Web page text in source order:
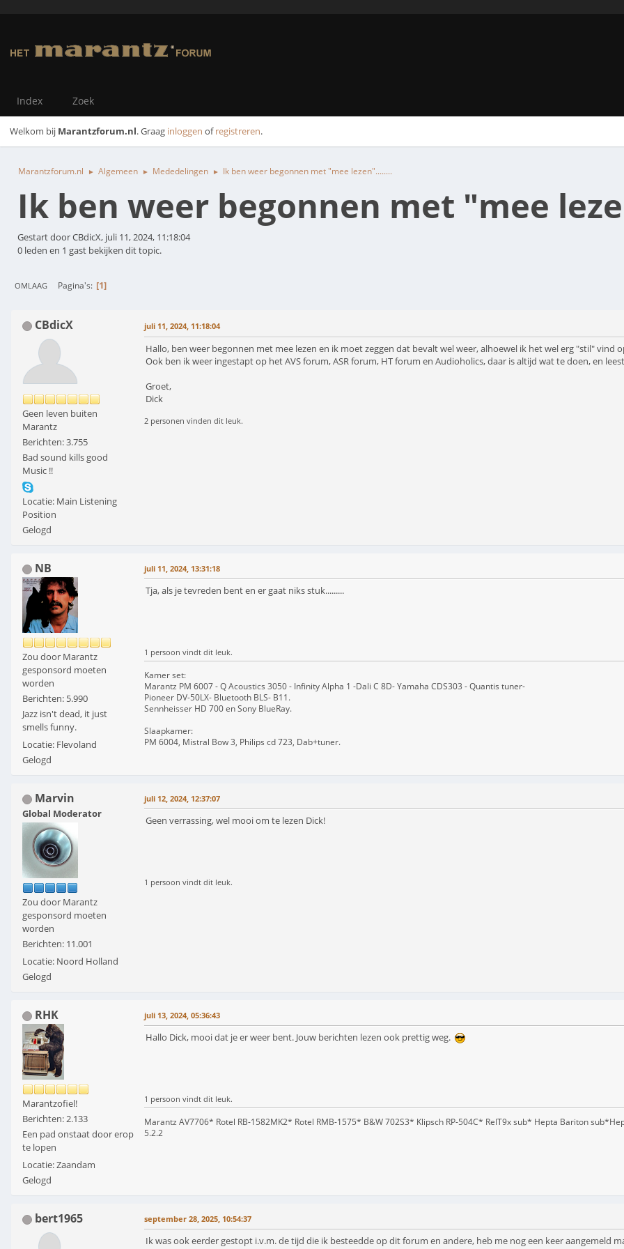
Index Zoek
Welkom bij Marantzforum.nl. Graag inloggen ofregistreren.
Marantzforum.nl ► Algemeen ► Mededelingen ► Ik ben weer begonnen met "mee lezen"........
Ik ben weer begonnen met "mee
Gestart door CBdicX, juli 11, 2024, 11:18:04
0 leden en 1 gast bekijken dit topic.
OMLAAG Pagina's 1
CBdicX
Geen leven buiten
Marantz
Berichten: 3.755
Bad sound kills good
Music !!
Locatie: Main Listening
Position
Gelogd
juli 11, 2024, 11:18:04
Hallo, ben weer begonnen met mee lezen en ik moet zeggen dat bevalt wel weer, alhoewel ik het wel erg "stil" vind
Ook ben ik weer ingestapt op het AVS forum, ASR forum, HT forum en Audioholics, daar is altijd wat te doen, en
Groet,
Dick
2 personen vinden dit leuk.
NB
Zou door Marantz
gesponsord moeten
worden
Berichten: 5.990
Jazz isn't dead, it just
smells funny.
Locatie: Flevoland
Gelogd
juli 11, 2024, 13:31:18
Tja, als je tevreden bent en er gaat niks stuk.........
1 persoon vindt dit leuk.
Kamer set:
Marantz PM 6007 - Q Acoustics 3050 - Infinity Alpha 1 -Dali C 8D- Yamaha CDS303 - Quantis tuner-
Pioneer DV-50LX- Bluetooth BLS- B11.
Sennheisser HD 700 en Sony BlueRay.
Slaapkamer:
PM 6004, Mistral Bow 3, Philips cd 723, Dab+tuner.
Marvin
Global Moderator
Zou door Marantz
gesponsord moeten
worden
Berichten: 11.001
Locatie: Noord Holland
Gelogd
juli 12, 2024, 12:37:07
Geen verrassing, wel mooi om te lezen Dick!
1 persoon vindt dit leuk.
RHK
Marantzofiel!
Berichten: 2.133
Een pad onstaat door erop
te lopen
Locatie: Zaandam
Gelogd
juli 13, 2024, 05:36:43
Hallo Dick, mooi dat je er weer bent. Jouw berichten lezen ook prettig weg.
1 persoon vindt dit leuk.
Marantz AV7706* Rotel RB-1582MK2* Rotel RMB-1575* B&W 702S3* Klipsch RP-504C* RelT9x sub* Hepta Bariton
5.2.2
bert1965 september 28, 2025, 10:54:37
Ik was ook eerder gestopt i.v.m. de tijd die ik besteedde op dit forum en andere, heb me nog een keer aangemeld